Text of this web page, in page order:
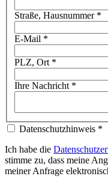
Straße, Hausnummer *
E-Mail *
PLZ, Ort *
Ihre Nachricht *
Datenschutzhinweis *
Ich habe die
stimme zu, dass meine
meiner Anfrage